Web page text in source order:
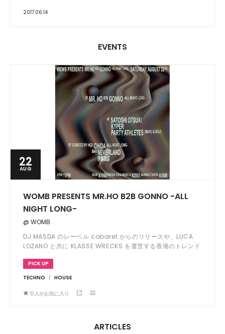
2017.06.14
EVENTS
22
AUG
WOMB PRESENTS MR.HO B2B GONNO -ALL
NIGHT LONG-
@ WOMB
DJ MASDA のレーベル cabaret からのリリースや、LUCA
LOZANO と共に KLASSE WRECKS を運営する香港のトレンド
代表する DJ/プロデューサーとして国内外で活躍している
GONNO が、BACK 2 BACK SET での ALL NIGHT LONG に挑
PICK UP
TECHNO
HOUSE
0人がお気に入り
ARTICLES